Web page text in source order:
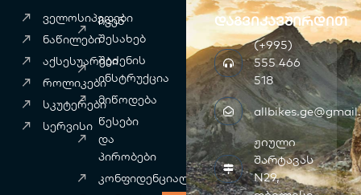
ველოსიპედები
ნაწილები
აქსესუარები
როლიკები
სკუტერები
სერვისი
ჩვენ
შესახებ
შეძენის
ინსტრუქცია
მიწოდება
წესები
და
პირობები
კონფიდენციალურობა
დაგვიკავშირდით
(+995)
555 466
518
ჟიული
შარტავას
N29,